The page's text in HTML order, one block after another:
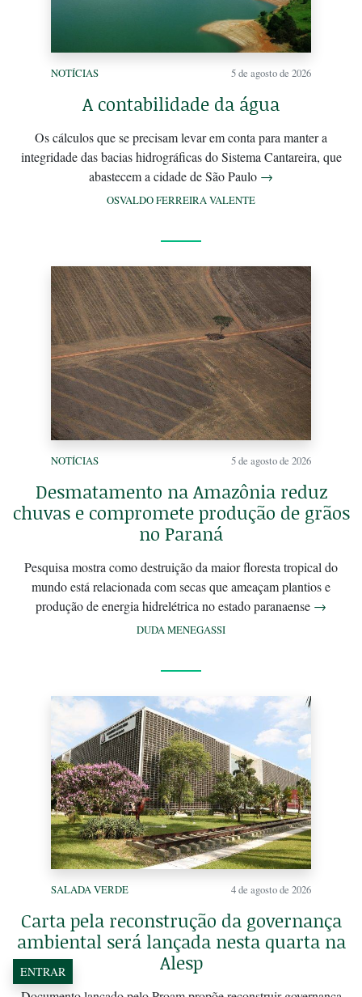
NOTÍCIAS 5 de agosto de 2026
A contabilidade da água
Os cálculos que se precisam levar em conta para manter a
integridade das bacias hidrográficas do Sistema Cantareira, que
abastecem a cidade de São Paulo →
OSVALDO FERREIRA VALENTE
NOTÍCIAS 5 de agosto de 2026
Desmatamento na Amazônia reduz
chuvas e compromete produção de grãos
no Paraná
Pesquisa mostra como destruição da maior floresta tropical do
mundo está relacionada com secas que ameaçam plantios e
produção de energia hidrelétrica no estado paranaense →
DUDA MENEGASSI
SALADA VERDE 4 de agosto de 2026
Carta pela reconstrução da governança
ambiental será lançada nesta quarta na
Alesp
ENTRAR